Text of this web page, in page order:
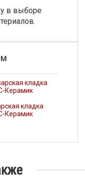
в выборе
кладка
Керамик